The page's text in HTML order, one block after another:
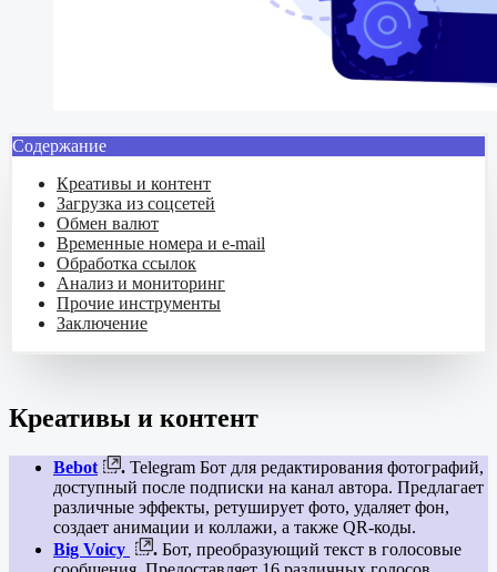
Содержание
Креативы и контент
Загрузка из соцсетей
Обмен валют
Временные номера и e-mail
Обработка ссылок
Анализ и мониторинг
Прочие инструменты
Заключение
Креативы и контент
Bebot . Telegram Бот для редактирования фотографий,
доступный после подписки на канал автора. Предлагает
различные эффекты, ретуширует фото, удаляет фон,
создает анимации и коллажи, а также QR-коды.
Big Voicy
. Бот, преобразующий текст в голосовые